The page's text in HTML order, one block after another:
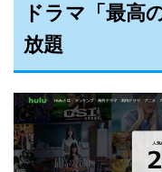
ドラマ「最高
放題